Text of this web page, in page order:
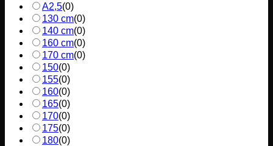
A2,5(0)
130 cm(0)
140 cm(0)
160 cm(0)
170 cm(0)
150(0)
155(0)
160(0)
165(0)
170(0)
175(0)
180(0)